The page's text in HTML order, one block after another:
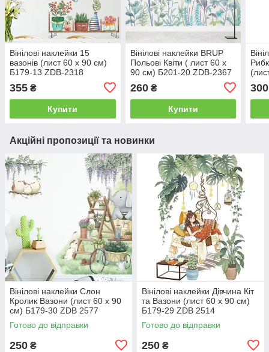
Вінілові наклейки 15
вазонів (лист 60 х 90 см)
Б179-13 ZDB-2318
355 ₴
Купити
Вінілові наклейки BRUP
Польові Квіти ( лист 60 х
90 см) Б201-20 ZDB-2367
260₴
Купити
300
Акційні пропозиції та новинки
Вінілові наклейки Слон
Кролик Вазони (лист 60 х 90
см) Б179-30 ZDB 2577
Готово до відправки
250 ₴
Вінілові наклейки Дівчина Кіт
та Вазони (лист 60 х 90 см)
Б179-29 ZDB 2514
Готово до відправки
250 ₴